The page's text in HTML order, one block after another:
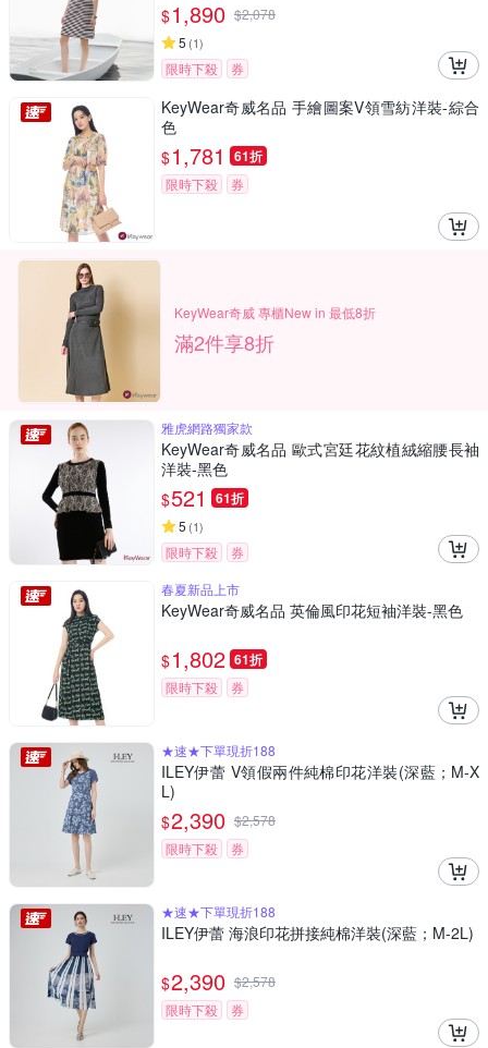
$1,890 $2,078
5 (1)
限時下殺 券
KeyWear奇威名品 手繪圖案V領雪紡洋裝-綜合
色
$1,781 61折
限時下殺 券
KeyWear奇威 專櫃New in 最低8折
滿2件享8折
雅虎網路獨家款
KeyWear奇威名品 歐式宮廷花紋植絨縮腰長袖
洋裝-黑色
$521 61折
5 (1)
限時下殺
券
春夏新品上市
KeyWear奇威名品 英倫風印花短袖洋裝-黑色
$1,802 61折
限時下殺 券
★速★下單現折188
ILEY伊蕾 V領假兩件純棉印花洋裝(深藍；M-X
L)
$2,390 $2,578
限時下殺
券
★速★下單現折188
ILEY伊蕾 海浪印花拼接純棉洋裝(深藍；M-2L)
$2,390 $2,578
限時下殺
券